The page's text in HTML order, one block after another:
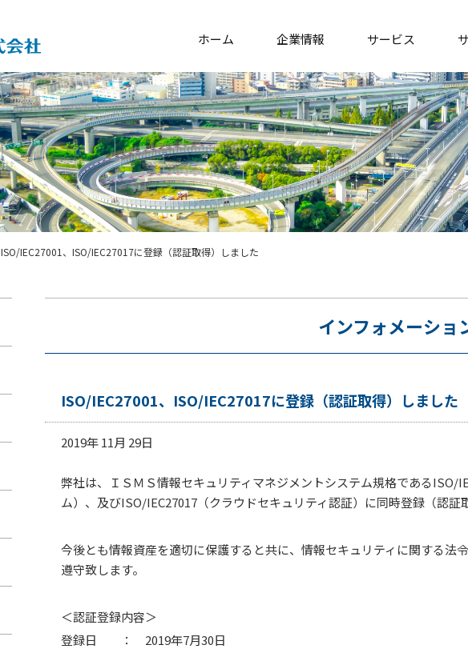
ホーム 企業情報 サービス
ISO/IEC27001、ISO/IEC27017に登録（認証取得）しました
インフォメーショ
ISO/IEC27001、ISO/IEC27017に登録（認証取得）しました
2019年 11月 29日
弊社は、ＩＳＭＳ情報セキュリティマネジメントシステム規格であるISO/
ム）、及びISO/IEC27017（クラウドセキュリティ認証）に同時登録（認証
今後とも情報資産を適切に保護すると共に、情報セキュリティに関する法
遵守致します。
＜認証登録内容＞
登録日 ： 2019年7月30日